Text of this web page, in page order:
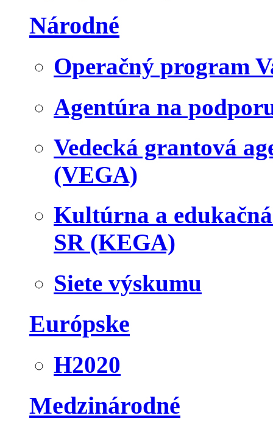
Národné
Operačný program
Agentúra na
Vedecká grantová
(VEGA)
Kultúrna a
SR (KEGA)
Siete výskumu
Európske
H2020
Medzinárodné